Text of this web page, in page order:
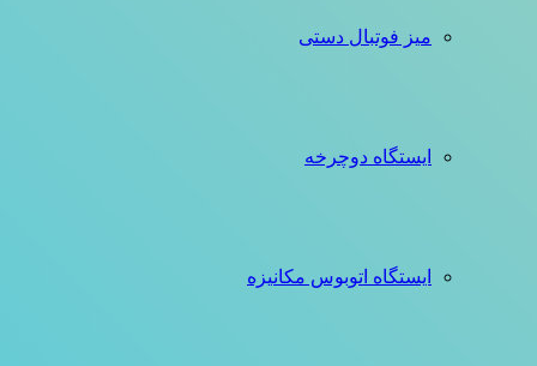
میز فوتبال دستی
ایستگاه دوچرخه
ایستگاه اتوبوس مکانیزه